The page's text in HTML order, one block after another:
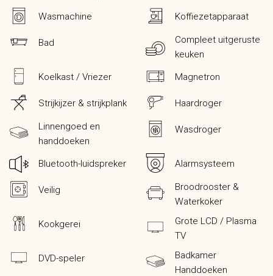
Wasmachine Koffiezetapparaat
Bad
Compleet uitgeruste
keuken
Koelkast / Vriezer Magnetron
Strijkijzer & strijkplank Haardroger
Linnengoed en
handdoeken
Wasdroger
Bluetooth-luidspreker Alarmsysteem
Veilig
Broodrooster &
Waterkoker
Kookgerei
Grote LCD / Plasma
TV
DVD-speler
Badkamer
Handdoeken